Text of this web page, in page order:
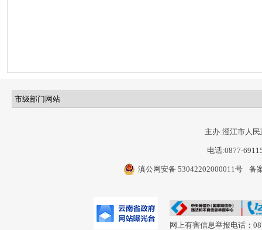
主办:澄江市人民
电话:0877-
滇公网安备 53042202000011号 备
网上有害信息举报电话：